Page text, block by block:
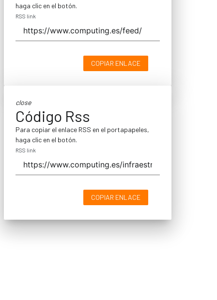
haga clic en el botón.
RSS link
COPIAR ENLACE
close
Código Rss
Para copiar el enlace RSS en el portapapeles,
haga clic en el botón.
RSS link
COPIAR ENLACE